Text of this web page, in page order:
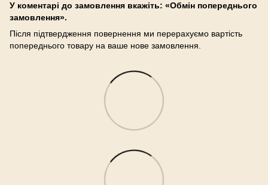
У коментарі до замовлення вкажіть: «Обмін попереднього
замовлення».
Після підтвердження повернення ми перерахуємо вартість
попереднього товару на ваше нове замовлення.